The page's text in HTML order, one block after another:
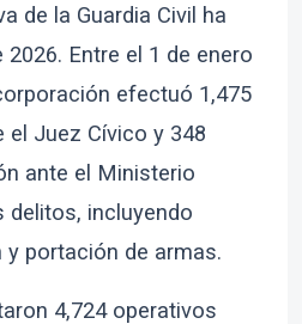
de la Guardia Civil ha
Entre el 1 de enero
efectuó 1,475
el Juez Cívico y 348
ante el Ministerio
delitos, incluyendo
portación de armas.
4,724 operativos